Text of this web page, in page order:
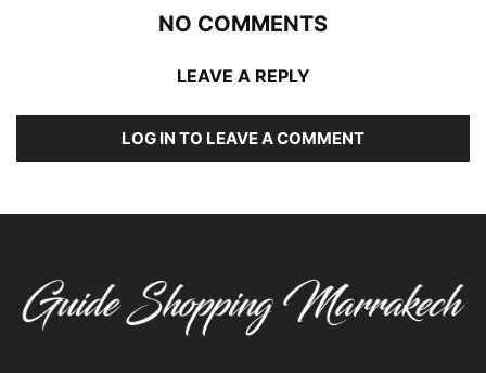
NO COMMENTS
LEAVE A REPLY
LOG IN TO LEAVE A COMMENT